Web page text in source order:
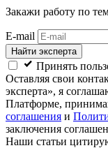
Закажи работу по
E-mail
Найти эксперта
Принять
Оставляя свои
эксперта», я
Платформе,
соглашения и
заключения
Наши статьи